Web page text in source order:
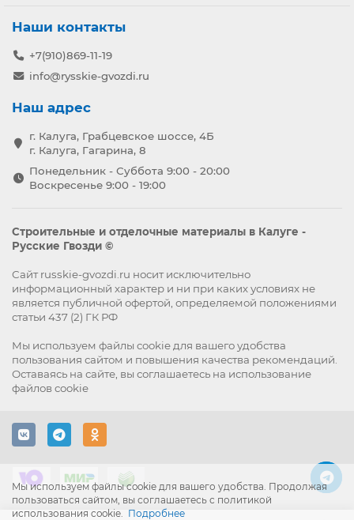
Мы используем файлы cookie для вашего удобства. Продолжая
пользоваться сайтом, вы соглашаетесь с политикой
использования cookie. Подробнее
Наши контакты
+7(910)869-11-19
info@rysskie-gvozdi.ru
Наш адрес
г. Калуга, Грабцевское шоссе, 4Б
г. Калуга, Гагарина, 8
Понедельник - Суббота 9:00 - 20:00
Воскресенье 9:00 - 19:00
Строительные и отделочные материалы в Калуге -
Русские Гвозди ©
Сайт russkie-gvozdi.ru носит исключительно
информационный характер и ни при каких условиях не
является публичной офертой, определяемой положениями
статьи 437 (2) ГК РФ
Мы используем файлы cookie для вашего удобства
пользования сайтом и повышения качества рекомендаций.
Оставаясь на сайте, вы соглашаетесь на использование
файлов cookie